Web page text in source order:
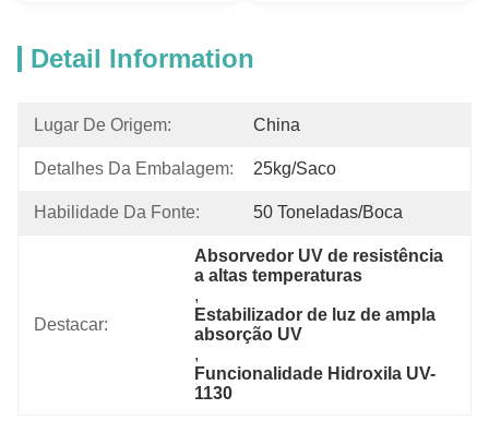
Detail Information
Lugar De Origem: China
Detalhes Da Embalagem: 25kg/saco
Habilidade Da Fonte: 50 Toneladas/boca
Destacar:
Absorvedor UV de resistência
a altas temperaturas
,
Estabilizador de luz de ampla
absorção UV
,
Funcionalidade Hidroxila UV-
1130